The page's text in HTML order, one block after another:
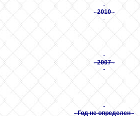
- 2010 -
- 2007 -
- Год не определен -